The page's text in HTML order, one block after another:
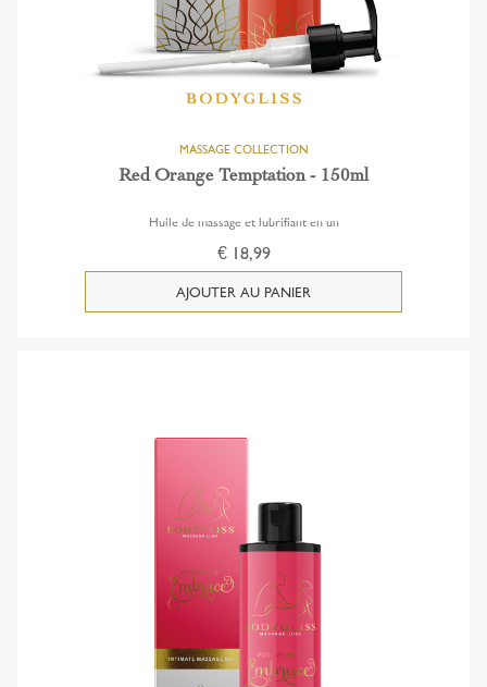
Red Orange Temptation - 150ml
Huile de massage et lubrifiant en un
€ 18,99